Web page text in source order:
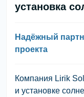
установка
Надёжный
проекта
Компания Lirik
и установке